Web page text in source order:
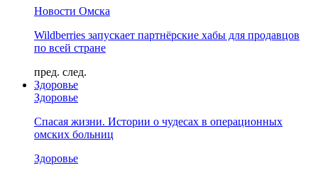
Новости Омска
Wildberries запускает партнёрские хабы для продавцов
по всей стране
пред. след.
Здоровье
Здоровье
Спасая жизни. Истории о чудесах в операционных
омских больниц
Здоровье